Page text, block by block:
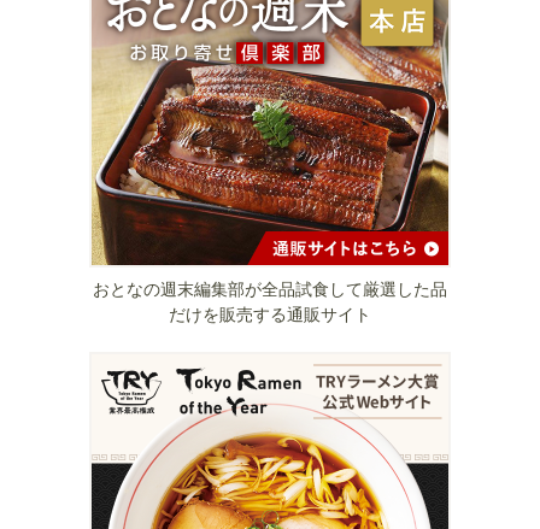
おとなの週末編集部が全品試食して厳選した品
だけを販売する通販サイト